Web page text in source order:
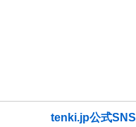
tenki.jp公式SNS